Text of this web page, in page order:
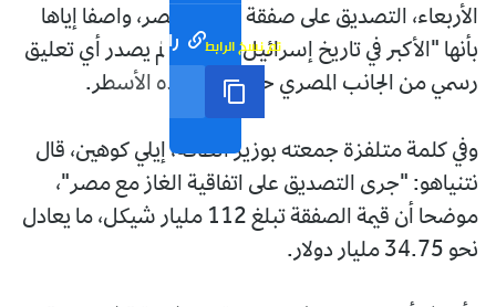
رابط مختصر تم نسخ الرابط
الأربعاء، التصديق على صفقة غاز مع مصر، واصفا إياها
بأنها "الأكبر في تاريخ إسرائيل"، في حين لم يصدر أي تعليق
رسمي من الجانب المصري حتى كتابة هذه الأسطر.
وفي كلمة متلفزة جمعته بوزير الطاقة، إيلي كوهين، قال
نتنياهو: "جرى التصديق على اتفاقية الغاز مع مصر"،
موضحا أن قيمة الصفقة تبلغ 112 مليار شيكل، ما يعادل
نحو 34.75 مليار دولار.